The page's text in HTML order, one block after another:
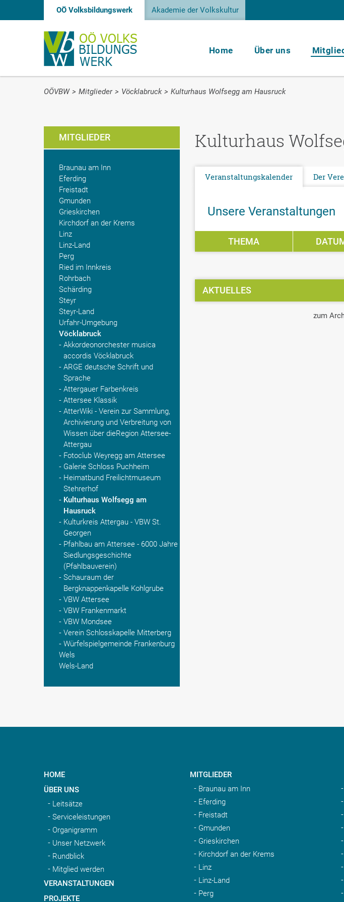
OÖ Volksbildungswerk Akademie der Volkskultur
Home Über uns
OÖVBW > Mitglieder > Vöcklabruck > Kulturhaus Wolfsegg am Hausruck
Kulturhaus
Veranstaltungskalender Der
Unsere Veranstaltungen
THEMA
AKTUELLES
zum
MITGLIEDER
Braunau am Inn
Eferding
Freistadt
Gmunden
Grieskirchen
Kirchdorf an der Krems
Linz
Linz-Land
Perg
Ried im Innkreis
Rohrbach
Schärding
Steyr
Steyr-Land
Urfahr-Umgebung
Vöcklabruck
Akkordeonorchester musica
accordis Vöcklabruck
ARGE deutsche Schrift und
Sprache
Attergauer Farbenkreis
Attersee Klassik
AtterWiki - Verein zur Sammlung,
Archivierung und Verbreitung von
Wissen über dieRegion Attersee-
Attergau
Fotoclub Weyregg am Attersee
Galerie Schloss Puchheim
Heimatbund Freilichtmuseum
Stehrerhof
Kulturhaus Wolfsegg am
Hausruck
Kulturkreis Attergau - VBW St.
Georgen
Pfahlbau am Attersee - 6000 Jahre
Siedlungsgeschichte
(Pfahlbauverein)
Schauraum der
Bergknappenkapelle Kohlgrube
VBW Attersee
VBW Frankenmarkt
VBW Mondsee
Verein Schlosskapelle Mitterberg
Würfelspielgemeinde Frankenburg
Wels
Wels-Land
HOME
ÜBER UNS
Leitsätze
Serviceleistungen
Organigramm
Unser Netzwerk
Rundblick
Mitglied werden
VERANSTALTUNGEN
PROJEKTE
MITGLIEDER
Braunau am Inn
Eferding
Freistadt
Gmunden
Grieskirchen
Kirchdorf an der Krems
Linz
Linz-Land
Perg